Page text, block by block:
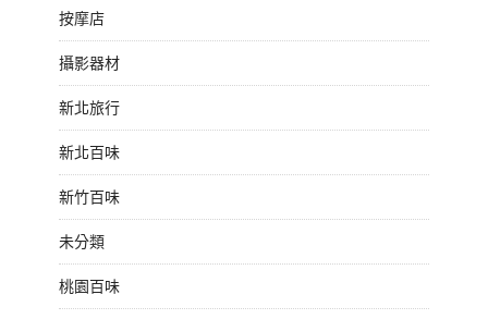
按摩店
攝影器材
新北旅行
新北百味
新竹百味
未分類
桃園百味